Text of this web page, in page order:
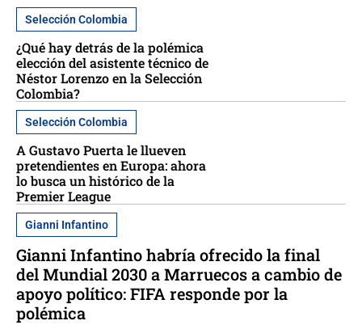
Selección Colombia
¿Qué hay detrás de la polémica
elección del asistente técnico de
Néstor Lorenzo en la Selección
Colombia?
Selección Colombia
A Gustavo Puerta le llueven
pretendientes en Europa: ahora
lo busca un histórico de la
Premier League
Gianni Infantino
Gianni Infantino habría ofrecido la final
del Mundial 2030 a Marruecos a cambio de
apoyo político: FIFA responde por la
polémica